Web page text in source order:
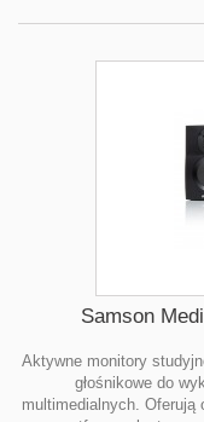
Samson
Aktywne monitory
głośnikowe do
multimedialnych. Oferują